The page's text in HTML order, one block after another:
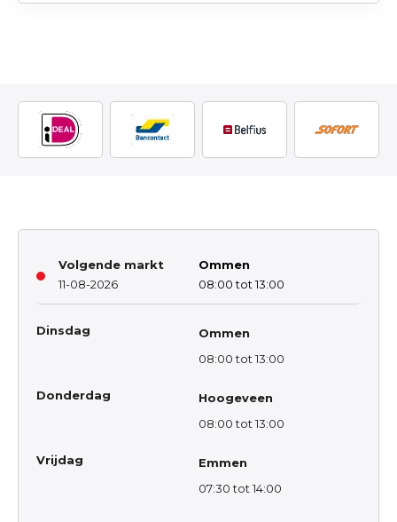
Volgende markt
11-08-2026
Ommen
08:00 tot 13:00
Dinsdag
Ommen
08:00 tot 13:00
Donderdag
Hoogeveen
08:00 tot 13:00
Vrijdag
Emmen
07:30 tot 14:00